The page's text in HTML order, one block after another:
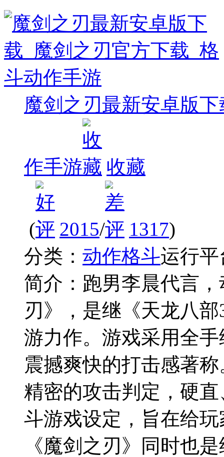
魔剑之刃最新安卓版
作手游 收藏
( 2015/ 1317)
分类： 动作格斗运行平
简介： 跑男李晨代言
刃》，是继《天龙八
游力作。游戏采用全
震撼爽快的打击感著
精密的攻击判定，硬
斗游戏设定，旨在给
《魔剑之刃》同时也